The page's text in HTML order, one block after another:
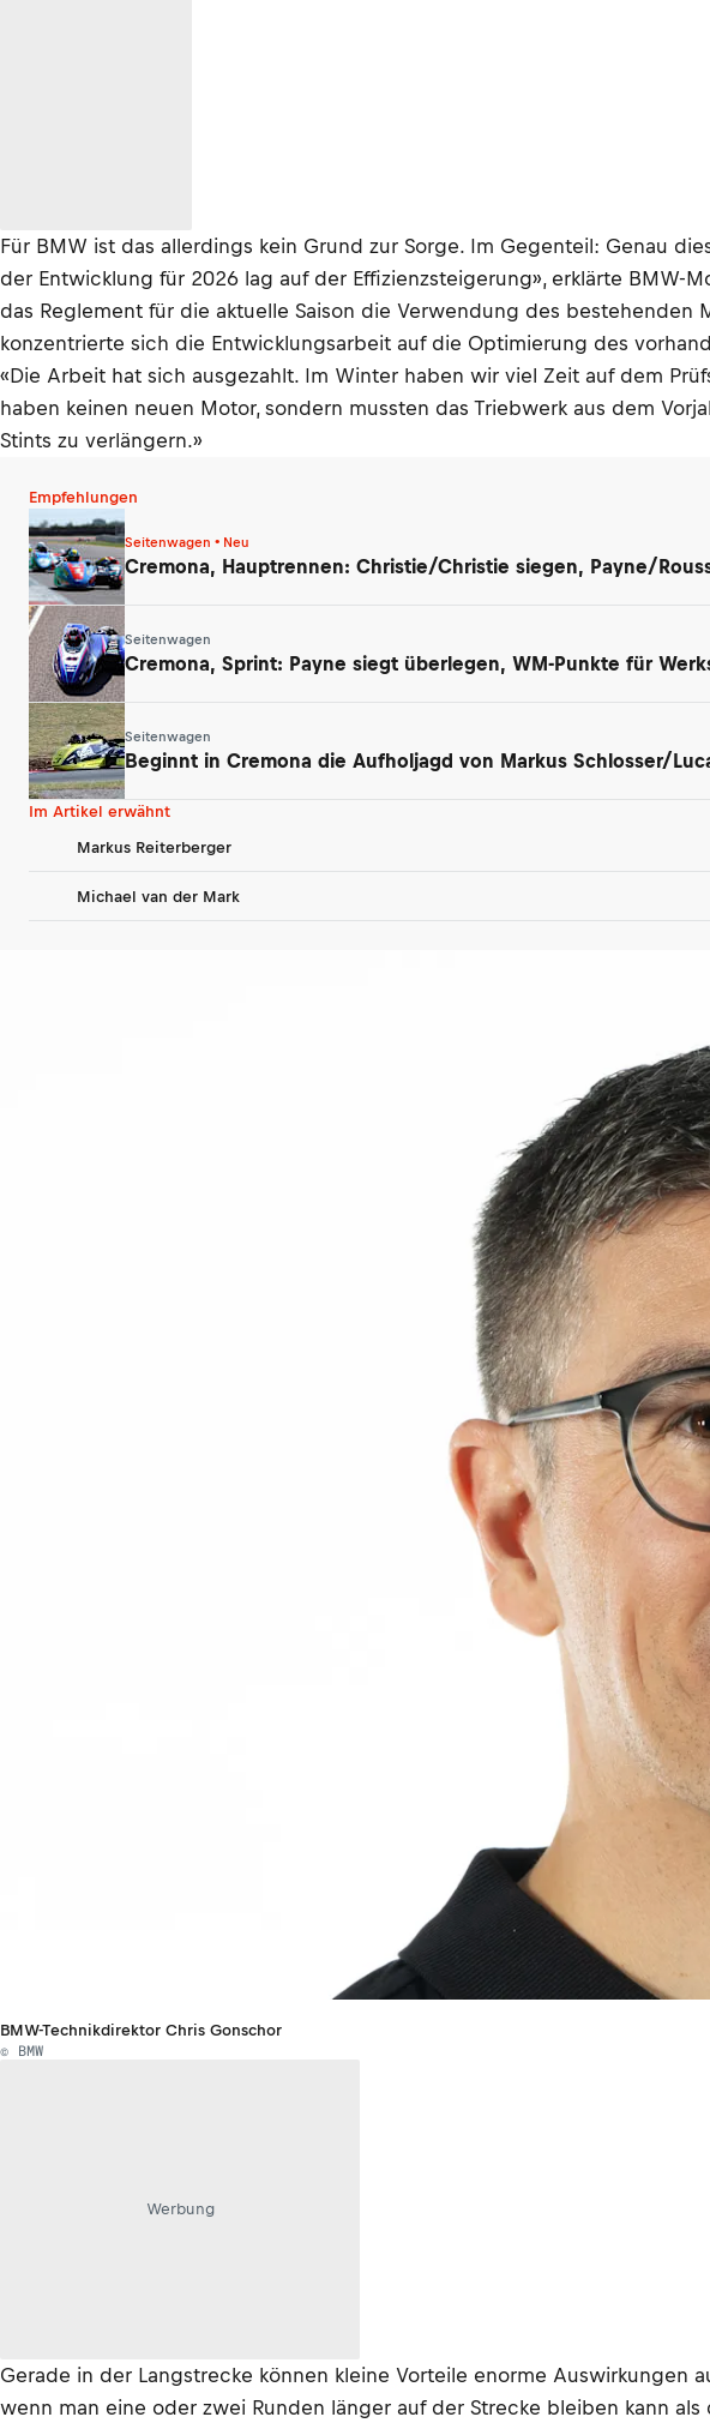
Für BMW ist das allerdings kein Grund zur Sorge. Im Gegenteil: Genau
der Entwicklung für 2026 lag auf der Effizienzsteigerung», erklärte BMW-
das Reglement für die aktuelle Saison die Verwendung des
konzentrierte sich die Entwicklungsarbeit auf die Optimierung des
«Die Arbeit hat sich ausgezahlt. Im Winter haben wir viel Zeit auf dem
haben keinen neuen Motor, sondern mussten das Triebwerk aus dem
Stints zu verlängern.»
Empfehlungen
Seitenwagen • Neu
Cremona, Hauptrennen: Christie/Christie siegen, Payne/
Seitenwagen
Cremona, Sprint: Payne siegt überlegen, WM-Punkte für
Seitenwagen
Beginnt in Cremona die Aufholjagd von Markus Schlosser/
Im Artikel erwähnt
Markus Reiterberger
Michael van der Mark
BMW-Technikdirektor Chris Gonschor
© BMW
Werbung
Gerade in der Langstrecke können kleine Vorteile enorme Auswirkungen
wenn man eine oder zwei Runden länger auf der Strecke bleiben kann